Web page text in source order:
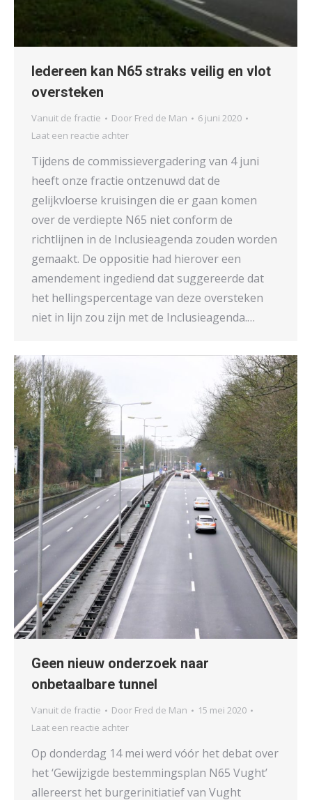
Iedereen kan N65 straks veilig en vlot
oversteken
Vanuit de fractie Door Fred de Man
6 juni 2020
Laat een reactie achter
Tijdens de commissievergadering van 4 juni
heeft onze fractie ontzenuwd dat de
gelijkvloerse kruisingen die er gaan komen
over de verdiepte N65 niet conform de
richtlijnen in de Inclusieagenda zouden worden
gemaakt. De oppositie had hierover een
amendement ingediend dat suggereerde dat
het hellingspercentage van deze oversteken
niet in lijn zou zijn met de Inclusieagenda.…
Geen nieuw onderzoek naar
onbetaalbare tunnel
Vanuit de fractie Door Fred de Man
15 mei 2020
Laat een reactie achter
Op donderdag 14 mei werd vóór het debat over
het ‘Gewijzigde bestemmingsplan N65 Vught’
allereerst het burgerinitiatief van Vught